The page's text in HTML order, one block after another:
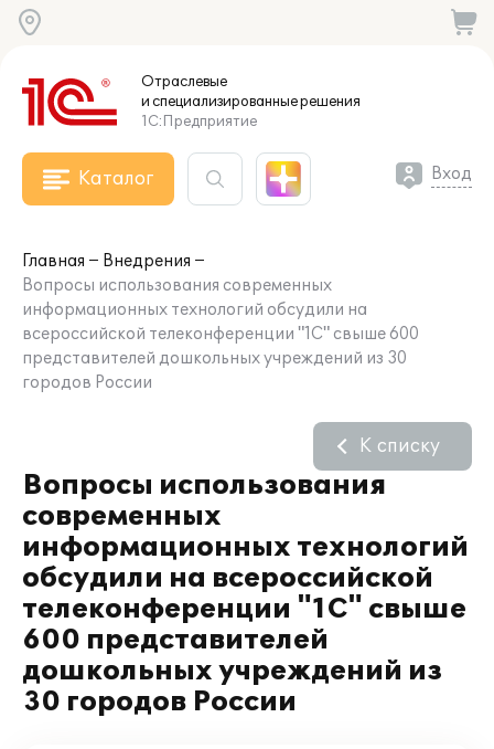
Отраслевые
и специализированныерешения
1С:Предприятие
Каталог Вход
Главная
Внедрения
Вопросы использования современных
информационных технологий обсудили на
всероссийской телеконференции "1С" свыше 600
представителей дошкольных учреждений из 30
городов России
Вопросы использования
современных
информационных технологий
обсудили на всероссийской
телеконференции "1С" свыше
600 представителей
дошкольных учреждений из
30 городов России
К списку